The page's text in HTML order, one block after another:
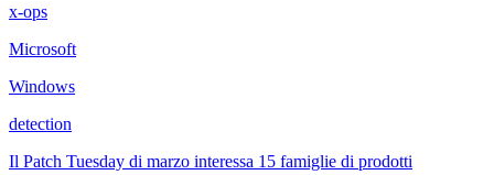
x-ops
Microsoft
Windows
detection
Il Patch Tuesday di marzo interessa 15 famiglie di prodotti